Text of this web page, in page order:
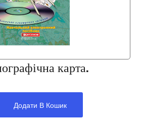
Меблі
Медичні тренажери та манекени
Мультимедійне обладнання
Освіта
Телерадіо обладнання
карта.
Додати В Кошик